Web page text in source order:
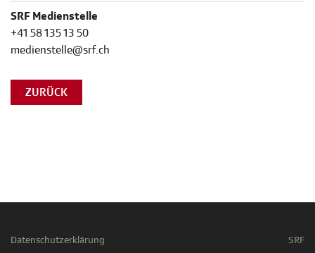
SRF Medienstelle
+41 58 135 13 50
medienstelle@srf.ch
ZURÜCK
Datenschutzerklärung
SRF